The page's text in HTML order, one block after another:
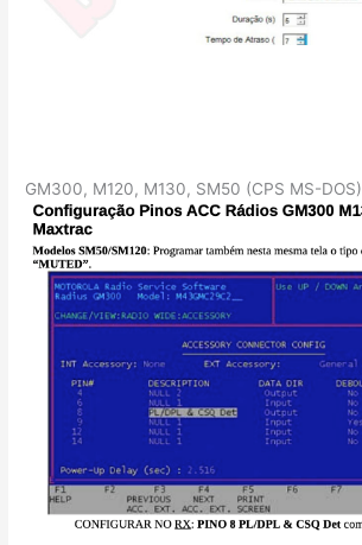
GM300, M120, M130, SM50 (CPS MS-DOS)